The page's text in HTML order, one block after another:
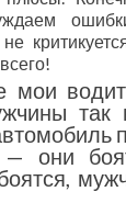
мои
так
— они